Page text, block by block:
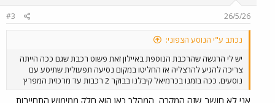
26/5/26
#3
נכתב ע"י הנוסע הצפוני:
יש לי הרגשה שהרכבת הנוספת באיילון זאת פשוט רכבת שגם ככה הייתה
צריכה להגיע להרצליה אז החליטו במקום נסיעה תפעולית שתיסע עם
נוסעים. ככה בזמנו בכרמיאל קיבלנו בבוקר 2 רכבות עד מרכזית המפרץ
אני לא חושב שזה המקרה, המהלך כאן הוא חלק ממימוש התחייבות